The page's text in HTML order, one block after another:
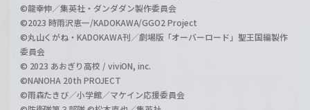
©龍幸伸／集英社・ダンダダン製作委員会
©2023 時雨沢恵一/KADOKAWA/GGO2 Project
©丸山くがね・KADOKAWA刊／劇場版「オーバーロード」聖王国編製作
委員会
© 2023 あおぎり高校 / viviON, inc.
©NANOHA 20th PROJECT
©雨森たきび／小学館／マケイン応援委員会